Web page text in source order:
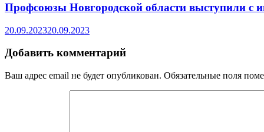
Профсоюзы Новгородской области выступили с
20.09.202320.09.2023
Добавить комментарий
Ваш адрес email не будет опубликован. Обязательные поля